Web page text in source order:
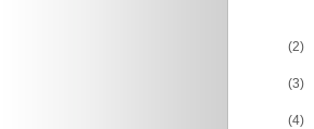
(2)
(3)
(4)